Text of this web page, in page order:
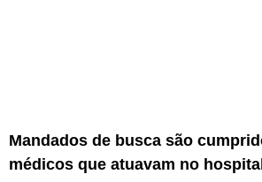
Mandados de busca são
médicos que atuavam no